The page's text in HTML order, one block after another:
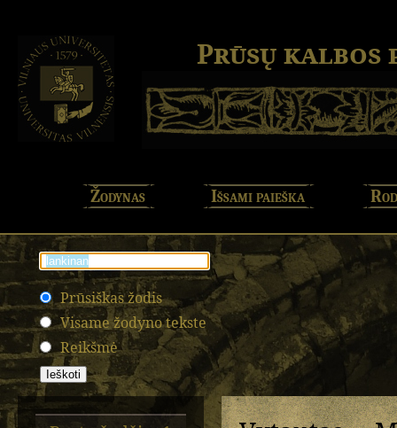
Prūsų kalbos
Žodynas Išsami paieška
Prūsiškas žodis
Visame žodyno tekste
Reikšmė